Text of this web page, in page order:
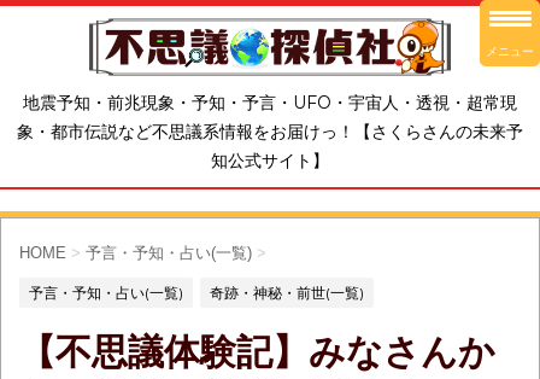
地震予知・前兆現象・予知・予言・UFO・宇宙人・透視・超常現
象・都市伝説など不思議系情報をお届けっ！【さくらさんの未来予
知公式サイト】
HOME > 予言・予知・占い(一覧) >
予言・予知・占い(一覧) 奇跡・神秘・前世(一覧)
【不思議体験記】みなさんか
メニュー